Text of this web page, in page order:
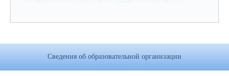
Сведения об образовательной организации